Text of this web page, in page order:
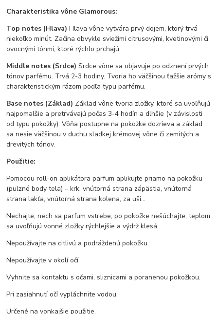
Charakteristika vône Glamorous:
Top notes (Hlava) Hlava vône vytvára prvý dojem, ktorý trvá
niekoľko minút. Začína obvykle sviežimi citrusovými, kvetinovými či
ovocnými tónmi, ktoré rýchlo prchajú.
Middle notes (Srdce) Srdce vône sa objavuje po odznení prvých
tónov parfému. Trvá 2-3 hodiny. Tvoria ho väčšinou ťažšie arómy s
charakteristickým rázom podľa typu parfému.
Base notes (Základ) Základ vône tvoria zložky, ktoré sa uvoľňujú
najpomalšie a pretrvávajú počas 3-4 hodín a dlhšie (v závislosti
od typu pokožky). Vôňa postupne na pokožke dozrieva a základ
sa nesie väčšinou v duchu sladkej krémovej vône či zemitých a
drevitých tónov.
Použitie:
Pomocou roll-on aplikátora parfum aplikujte priamo na pokožku
(pulzné body tela) – krk, vnútorná strana zápästia, vnútorná
strana lakťa, vnútorná strana kolena, za uši…
Nechajte, nech sa parfum vstrebe, po pokožke nešúchajte, teplom
sa uvoľňujú vonné zložky rýchlejšie a výdrž klesá.
Nepoužívajte na citlivú a podráždenú pokožku.
Nepoužívajte v okolí očí.
Vyhnite sa kontaktu s očami, sliznicami a poranenou pokožkou.
Pri zasiahnutí očí vypláchnite vodou.
Určené na vonkajšie použitie.